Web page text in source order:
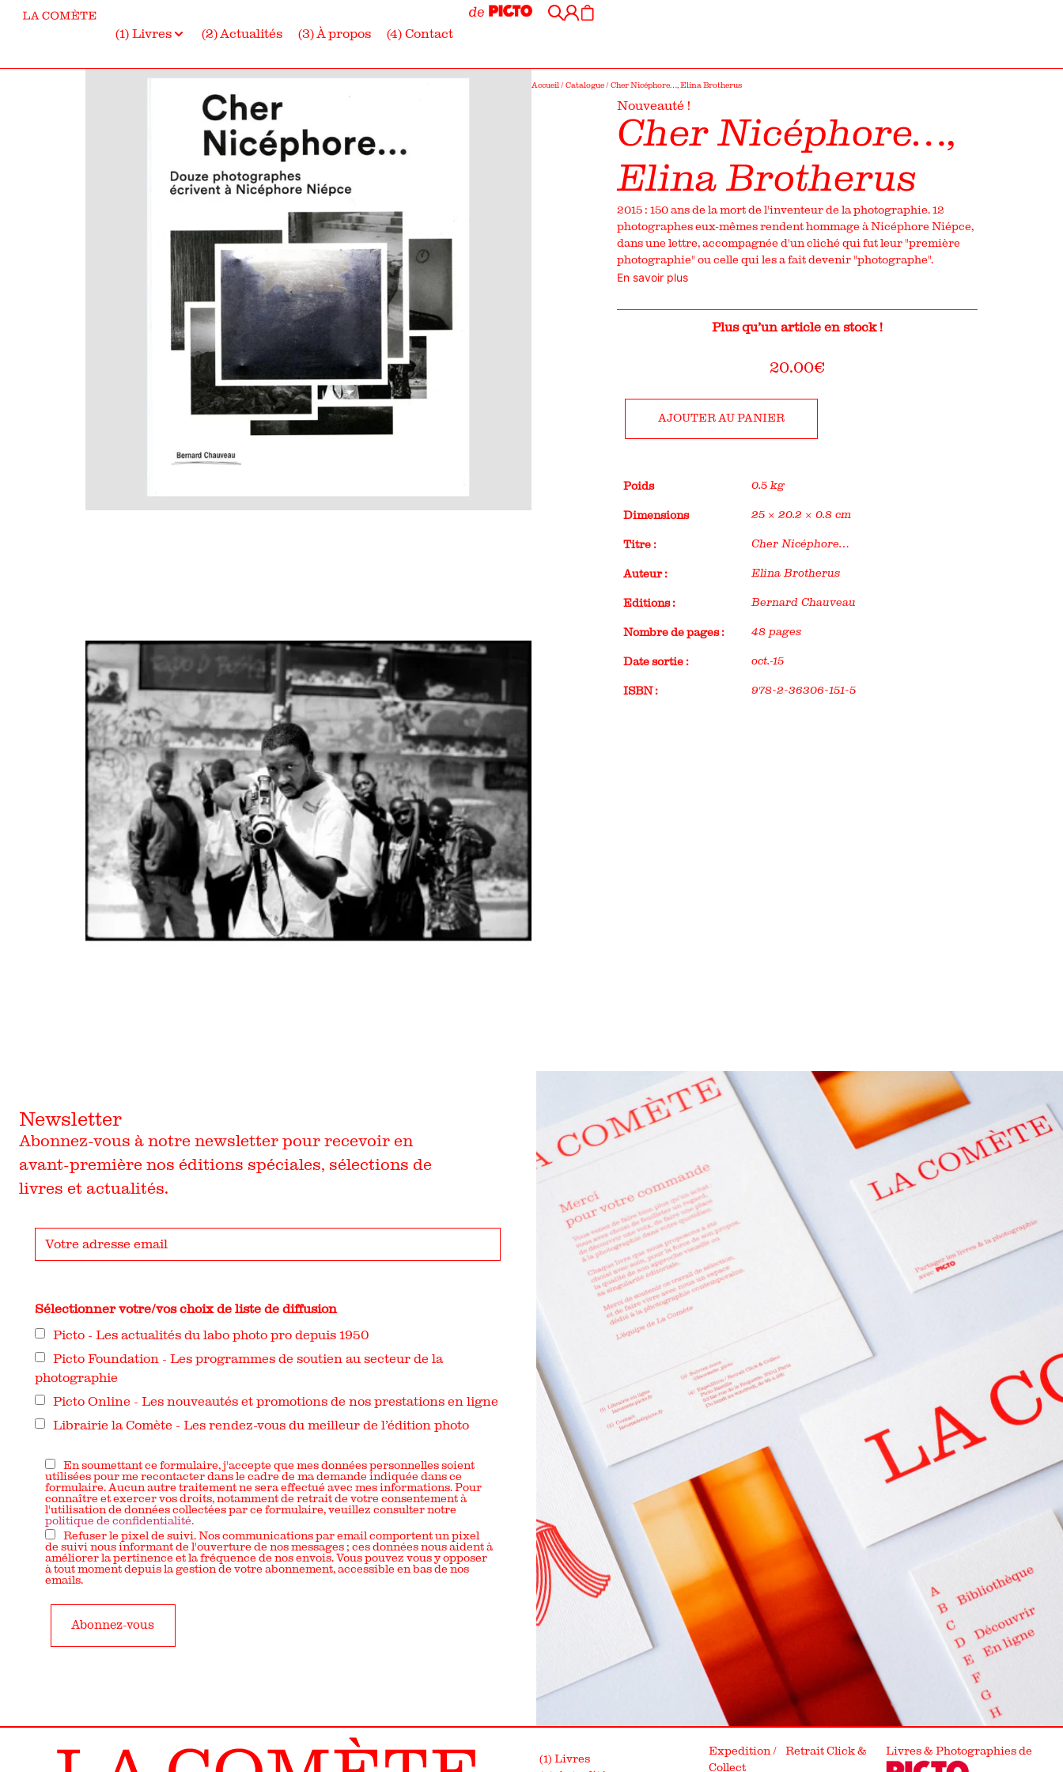
(1) Livres (2) Actualités (3) À propos (4) Contact
Accueil / Catalogue / Cher Nicéphore…, Elina Brotherus
Nouveauté !
Cher Nicéphore…,
Elina Brotherus
2015 : 150 ans de la mort de l'inventeur de la photographie. 12
photographes eux-mêmes rendent hommage à Nicéphore Niépce,
dans une lettre, accompagnée d'un cliché qui fut leur "première
photographie" ou celle qui les a fait devenir "photographe".
En savoir plus
Plus qu’un article en stock !
20.00€
AJOUTER AU PANIER
Poids 0.5 kg
Dimensions 25 × 20.2 × 0.8 cm
Titre : Cher Nicéphore…
Auteur : Elina Brotherus
Editions : Bernard Chauveau
Nombre de pages : 48 pages
Date sortie : oct.-15
ISBN : 978-2-36306-151-5
Newsletter
Abonnez-vous à notre newsletter pour recevoir en
avant-première nos éditions spéciales, sélections de
livres et actualités.
Sélectionner votre/vos choix de liste de diffusion
Picto - Les actualités du labo photo pro depuis 1950
Picto Foundation - Les programmes de soutien au secteur de la
photographie
Picto Online - Les nouveautés et promotions de nos prestations en ligne
Librairie la Comète - Les rendez-vous du meilleur de l’édition photo
En soumettant ce formulaire, j'accepte que mes données personnelles soient
utilisées pour me recontacter dans le cadre de ma demande indiquée dans ce
formulaire. Aucun autre traitement ne sera effectué avec mes informations. Pour
connaître et exercer vos droits, notamment de retrait de votre consentement à
l'utilisation de données collectées par ce formulaire, veuillez consulter notre
politique de confidentialité.
Refuser le pixel de suivi. Nos communications par email comportent un pixel
de suivi nous informant de l'ouverture de nos messages ; ces données nous aident à
améliorer la pertinence et la fréquence de nos envois. Vous pouvez vous y opposer
à tout moment depuis la gestion de votre abonnement, accessible en bas de nos
emails.
(1) Livres
Expedition / Retrait Click &
Collect
Livres & Photographies de